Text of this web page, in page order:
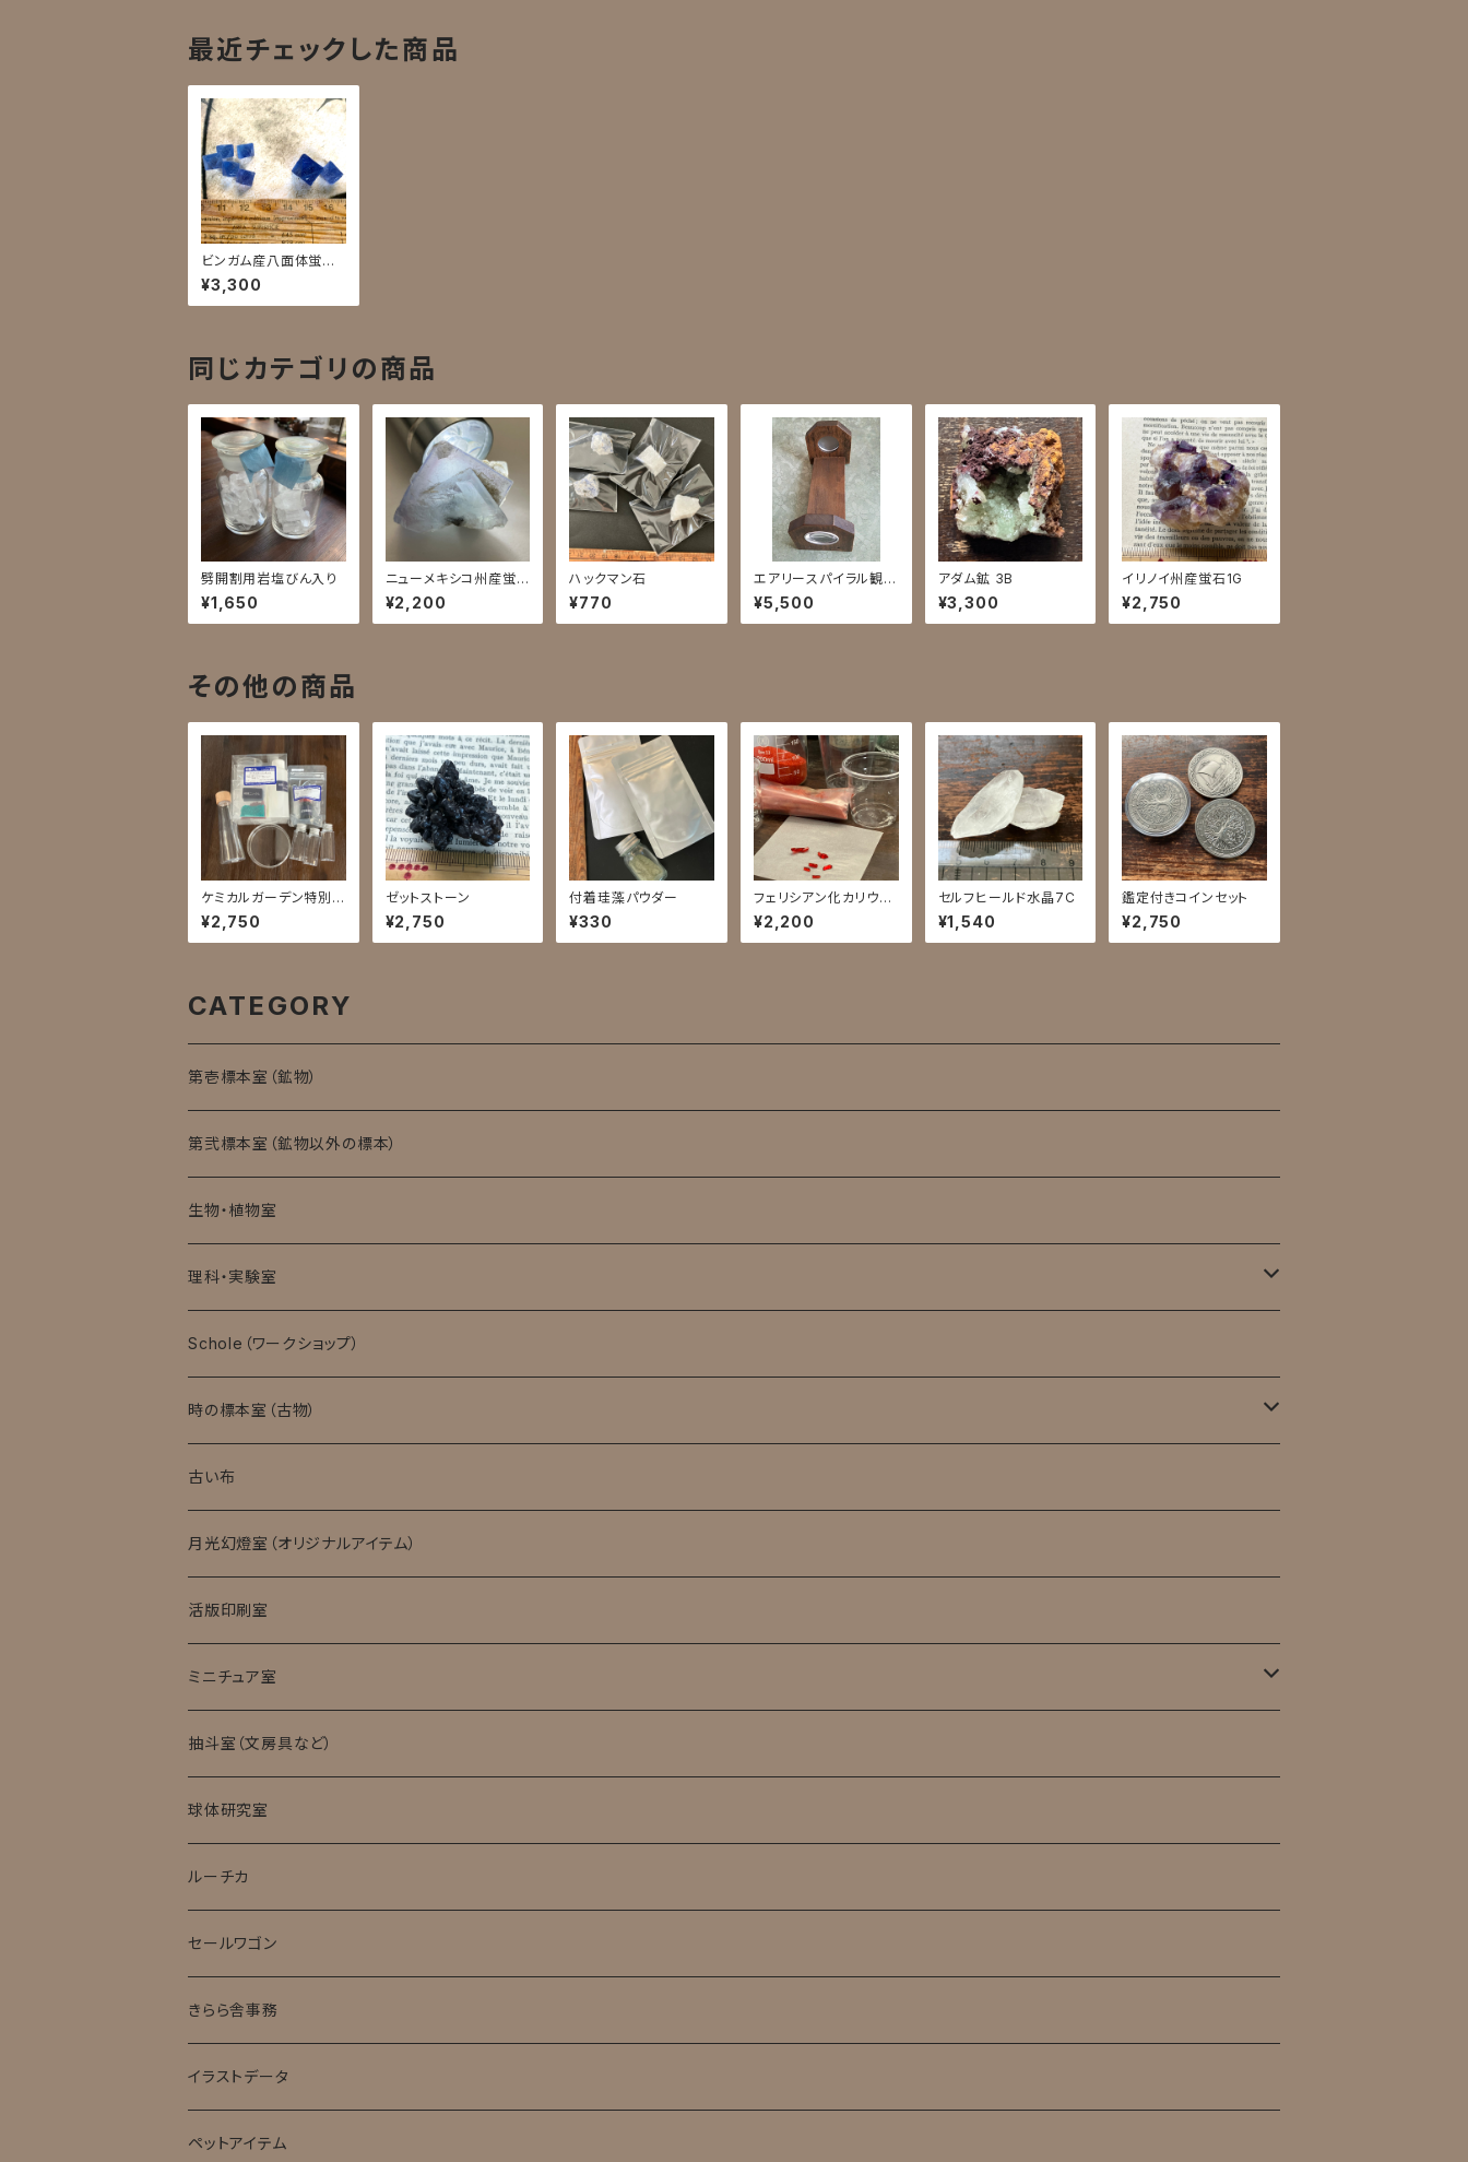
最近チェックした商品
ビンガム産八面体蛍石
／5g
¥3,300
同じカテゴリの商品
劈開割用岩塩びん入り
¥1,650
ニューメキシコ州産蛍
石5B
¥2,200
ハックマン石
¥770
エアリースパイラル観察
機
¥5,500
アダム鉱 3B
¥3,300
イリノイ州産蛍石1G
¥2,750
その他の商品
ケミカルガーデン特別セ
ット
¥2,750
ゼットストーン
¥2,750
付着珪藻パウダー
¥330
フェリシアン化カリウム
人工結晶育成キット
¥2,200
セルフヒールド水晶7C
¥1,540
鑑定付きコインセット
¥2,750
CATEGORY
第壱標本室（鉱物）
第弐標本室（鉱物以外の標本）
生物・植物室
理科・実験室
モバイル顕微鏡
実験消耗品
キット・完成品
Schole（ワークショップ）
時の標本室（古物）
ローマングラス
古い布
月光幻燈室（オリジナルアイテム）
活版印刷室
ミニチュア室
ミニチュア試験管入標本
抽斗室（文房具など）
球体研究室
ルーチカ
セールワゴン
きらら舎事務
イラストデータ
ペットアイテム